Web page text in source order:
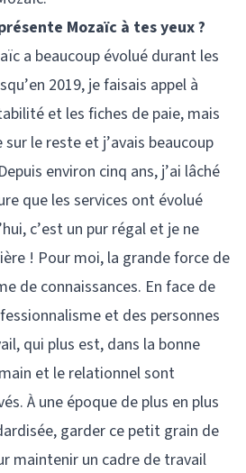
Mozaïc à tes yeux ?
a beaucoup évolué durant les
2019, je faisais appel à
et les fiches de paie, mais
le reste et j’avais beaucoup
environ cinq ans, j’ai lâché
que les services ont évolué
c’est un pur régal et je ne
! Pour moi, la grande force de
de connaissances. En face de
et des personnes
qui plus est, dans la bonne
et le relationnel sont
À une époque de plus en plus
garder ce petit grain de
maintenir un cadre de travail